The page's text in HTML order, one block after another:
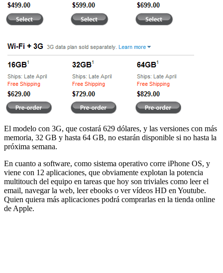
El modelo con 3G, que costará 629 dólares, y las versiones con más
memoria, 32 GB y hasta 64 GB, no estarán disponible si no hasta la
próxima semana.
En cuanto a software, como sistema operativo corre iPhone OS, y
viene con 12 aplicaciones, que obviamente explotan la potencia
multitouch del equipo en tareas que hoy son triviales como leer el
email, navegar la web, leer ebooks o ver vídeos HD en Youtube.
Quien quiera más aplicaciones podrá comprarlas en la tienda online
de Apple.